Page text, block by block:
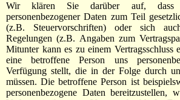
Wir klären Sie darüber auf, dass
personenbezogener Daten zum Teil
(z.B. Steuervorschriften) oder sich
Regelungen (z.B. Angaben zum
Mitunter kann es zu einem Vertragsschluss
eine betroffene Person uns
Verfügung stellt, die in der Folge durch
müssen. Die betroffene Person ist
personenbezogene Daten bereitzustellen,